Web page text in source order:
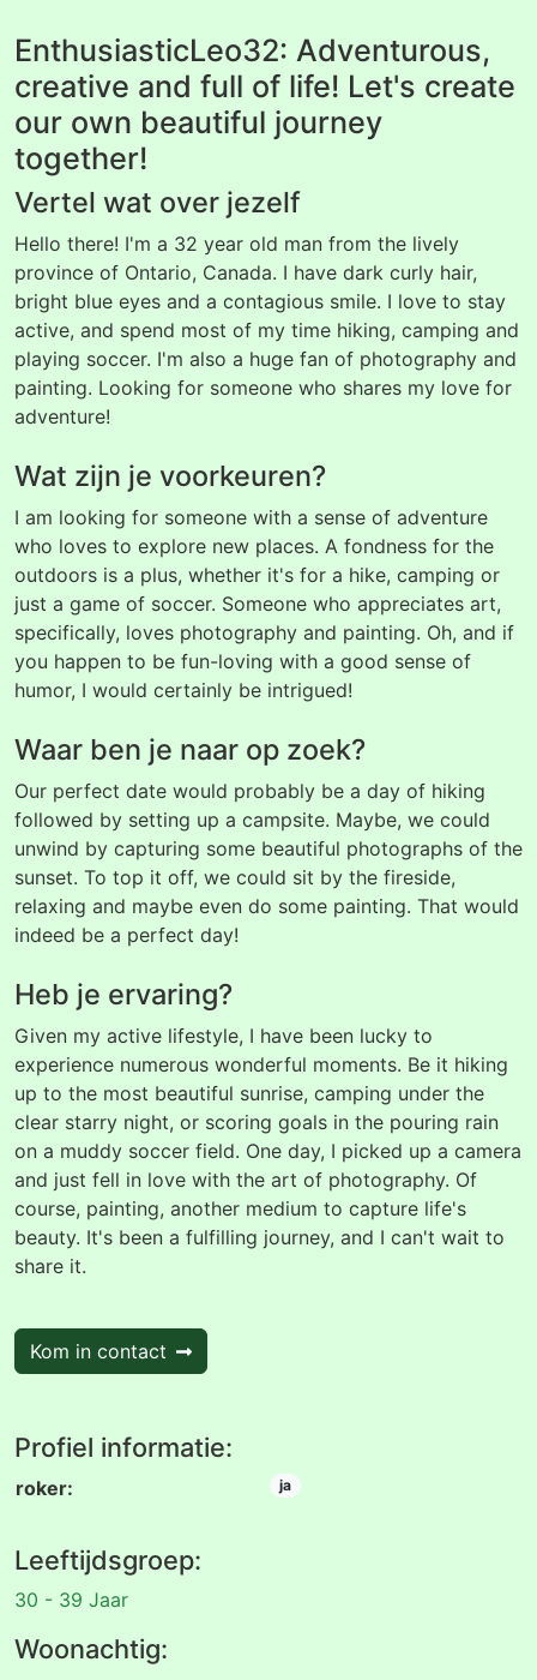
EnthusiasticLeo32: Adventurous,
creative and full of life! Let's create
our own beautiful journey
together!
Vertel wat over jezelf
Hello there! I'm a 32 year old man from the lively
province of Ontario, Canada. I have dark curly hair,
bright blue eyes and a contagious smile. I love to stay
active, and spend most of my time hiking, camping and
playing soccer. I'm also a huge fan of photography and
painting. Looking for someone who shares my love for
adventure!
Wat zijn je voorkeuren?
I am looking for someone with a sense of adventure
who loves to explore new places. A fondness for the
outdoors is a plus, whether it's for a hike, camping or
just a game of soccer. Someone who appreciates art,
specifically, loves photography and painting. Oh, and if
you happen to be fun-loving with a good sense of
humor, I would certainly be intrigued!
Waar ben je naar op zoek?
Our perfect date would probably be a day of hiking
followed by setting up a campsite. Maybe, we could
unwind by capturing some beautiful photographs of the
sunset. To top it off, we could sit by the fireside,
relaxing and maybe even do some painting. That would
indeed be a perfect day!
Heb je ervaring?
Given my active lifestyle, I have been lucky to
experience numerous wonderful moments. Be it hiking
up to the most beautiful sunrise, camping under the
clear starry night, or scoring goals in the pouring rain
on a muddy soccer field. One day, I picked up a camera
and just fell in love with the art of photography. Of
course, painting, another medium to capture life's
beauty. It's been a fulfilling journey, and I can't wait to
share it.
Kom in contact
Profiel informatie:
roker: ja
Leeftijdsgroep:
30 - 39 Jaar
Woonachtig: